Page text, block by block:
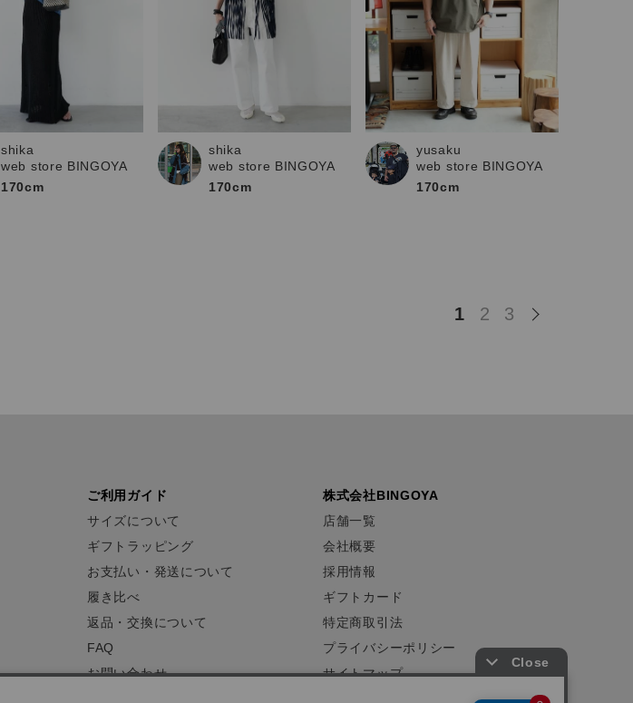
shika
web store BINGOYA
170cm
shika
web store BINGOYA
170cm
yusaku
web store BINGOYA
170cm
1 2 3
ご利用ガイド
サイズについて
ギフトラッピング
お支払い・発送について
履き比べ
返品・交換について
FAQ
お問い合わせ
株式会社BINGOYA
店舗一覧
会社概要
採用情報
ギフトカード
特定商取引法
プライバシーポリシー
サイトマップ